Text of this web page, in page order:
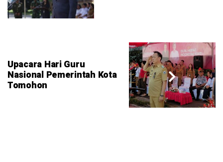
Upacara Hari Guru
Nasional Pemerintah Kota
Tomohon